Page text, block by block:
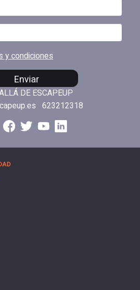
y condiciones
Enviar
DE ESCAPEUP
623212318